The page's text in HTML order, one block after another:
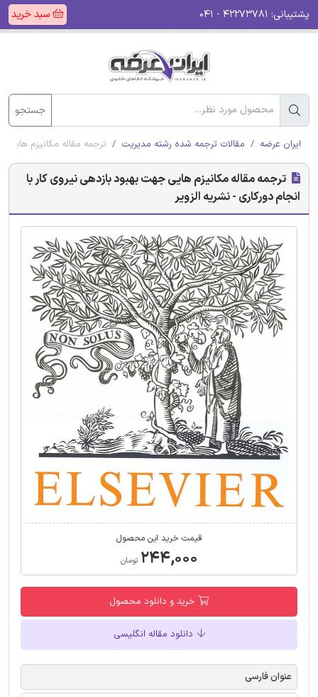
پشتیبانی: سبد خرید
جستجو
ایران عرضه مقالات ترجمه شده رشته مدیریت ترجمه مقاله مکانیزم هایی
ترجمه مقاله مکانیزم هایی جهت بهبود بازدهی نیروی کار با
انجام دورکاری - نشریه الزویر
قیمت خرید این محصول
۲۴۴,۰۰۰ تومان
خرید و دانلود محصول
دانلود مقاله انگلیسی
عنوان فارسی